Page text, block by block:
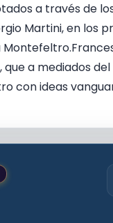
a través de
Martini, en los
a mediados del
con ideas